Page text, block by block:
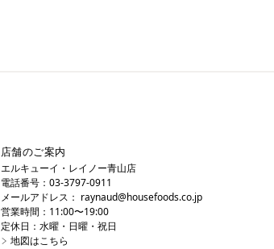
店舗のご案内
エルキューイ・レイノー青山店
電話番号：03-3797-0911
メールアドレス： raynaud@housefoods.co.jp
営業時間：11:00〜19:00
定休日：水曜・日曜・祝日
地図はこちら